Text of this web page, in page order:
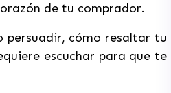
de tu comprador.
persuadir, cómo resaltar tu
escuchar para que te